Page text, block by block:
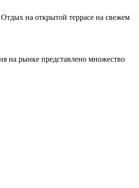
на открытой террасе на свежем
на рынке представлено множество